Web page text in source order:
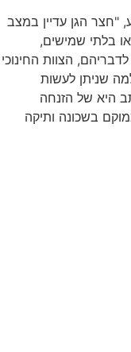
"חצר הגן עדיין במצב
בלתי שמישים,
הצוות החינוכי
שניתן לעשות
היא של הזנחה
בשכונה ותיקה